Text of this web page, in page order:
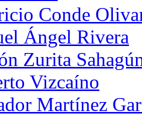
Conde
Ángel Rivera
Zurita
Vizcaíno
Martínez